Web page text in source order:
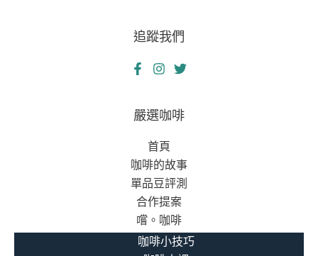
追蹤我們
嚴選咖啡
首頁
咖啡的故事
單品豆評測
合作提案
嚐。咖啡
咖啡小技巧